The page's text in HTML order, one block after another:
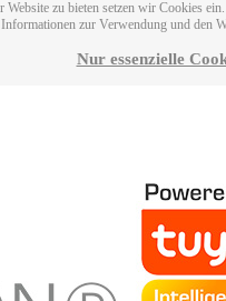
Website zu bieten setzen wir Cookies
zur Verwendung und den
Nur essenzielle